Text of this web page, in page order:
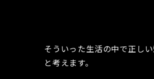
そういった生活の中で正し
と考えます。